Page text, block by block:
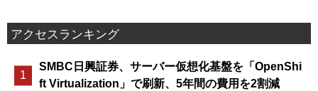
アクセスランキング
SMBC日興証券、サーバー仮想化基盤を「OpenShi
ft Virtualization」で刷新、5年間の費用を2割減